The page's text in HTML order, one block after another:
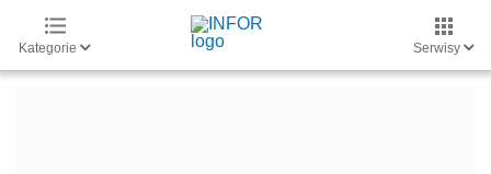
Kategorie Serwisy